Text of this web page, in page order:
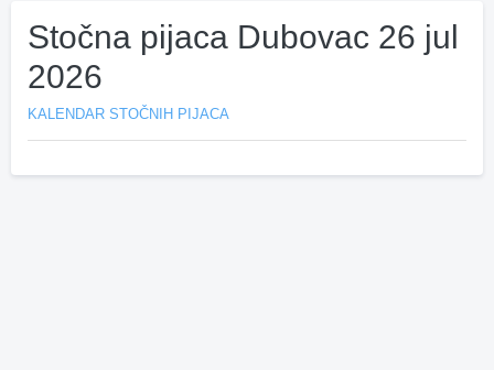
Stočna pijaca Dubovac 26 jul
2026
KALENDAR STOČNIH PIJACA